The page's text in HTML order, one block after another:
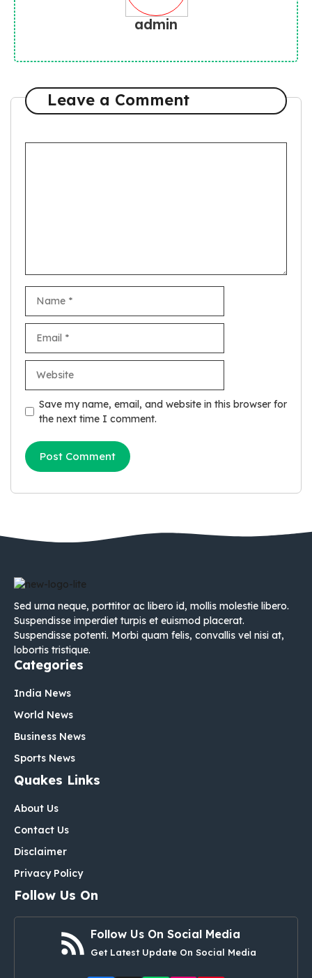
admin
Leave a Comment
Save my name, email, and website in this browser for
the next time I comment.
Sed urna neque, porttitor ac libero id, mollis molestie libero.
Suspendisse imperdiet turpis et euismod placerat.
Suspendisse potenti. Morbi quam felis, convallis vel nisi at,
lobortis tristique.
Categories
India News
World News
Business News
Sports News
Quakes Links
About Us
Contact Us
Disclaimer
Privacy Policy
Follow Us On
Follow Us On Social Media
Get Latest Update On Social Media